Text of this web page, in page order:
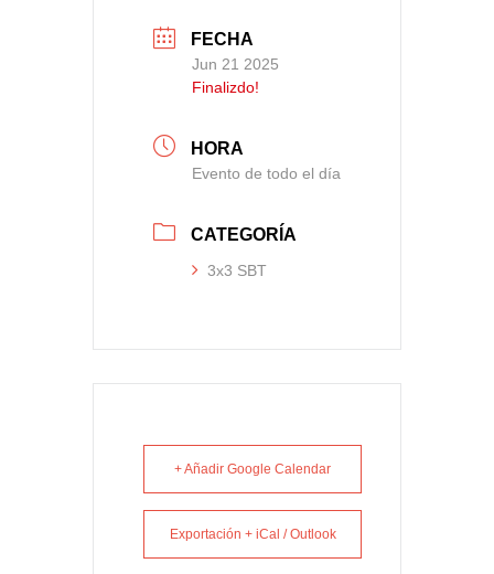
FECHA
Jun 21 2025
Finalizdo!
HORA
Evento de todo el día
CATEGORÍA
3x3 SBT
+ Añadir Google Calendar
Exportación + iCal / Outlook